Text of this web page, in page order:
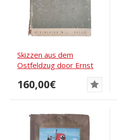
Skizzen aus dem
Ostfeldzug door Ernst
160,00€